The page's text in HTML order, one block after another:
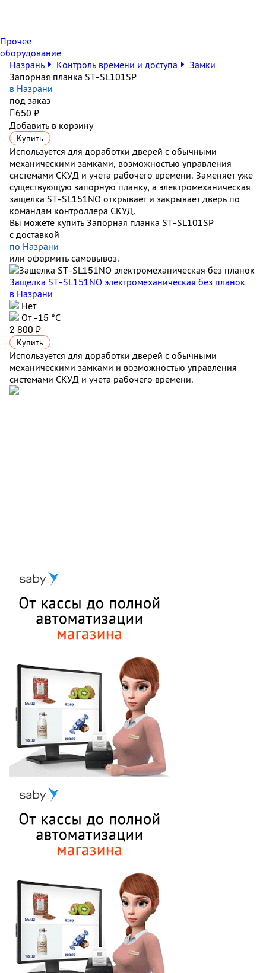
Прочее
оборудование
Назрань
Контроль времени и доступа
Замки
Запорная планка ST-SL101SP
в Назрани
под заказ
650 ₽
Добавить в корзину
Купить
Используется для доработки дверей с обычными
механическими замками, возможностью управления
системами СКУД и учета рабочего времени. Заменяет уже
существующую запорную планку, а электромеханическая
защелка ST-SL151NO открывает и закрывает дверь по
командам контроллера СКУД.
Вы можете купить Запорная планка ST-SL101SP
с доставкой
по Назрани
или оформить самовывоз.
Защелка ST-SL151NO электромеханическая без планок
в Назрани
Нет
От -15 °C
2 800 ₽
Купить
Используется для доработки дверей с обычными
механическими замками и возможностью управления
системами СКУД и учета рабочего времени.